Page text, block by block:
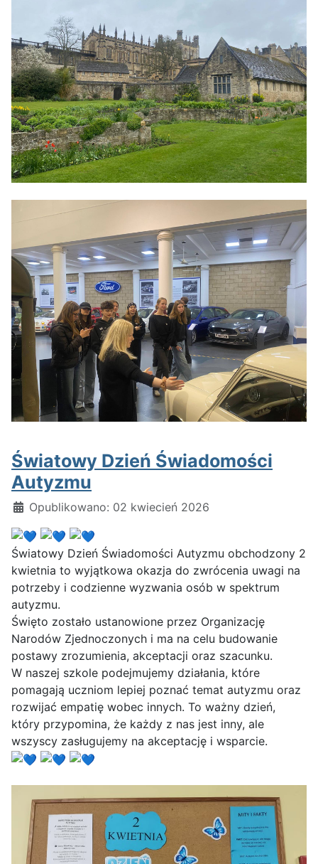
Światowy Dzień Świadomości
Autyzmu
Szczegóły
Opublikowano: 02 kwiecień 2026
Światowy Dzień Świadomości Autyzmu obchodzony 2
kwietnia to wyjątkowa okazja do zwrócenia uwagi na
potrzeby i codzienne wyzwania osób w spektrum
autyzmu.
Święto zostało ustanowione przez Organizację
Narodów Zjednoczonych i ma na celu budowanie
postawy zrozumienia, akceptacji oraz szacunku.
W naszej szkole podejmujemy działania, które
pomagają uczniom lepiej poznać temat autyzmu oraz
rozwijać empatię wobec innych. To ważny dzień,
który przypomina, że każdy z nas jest inny, ale
wszyscy zasługujemy na akceptację i wsparcie.